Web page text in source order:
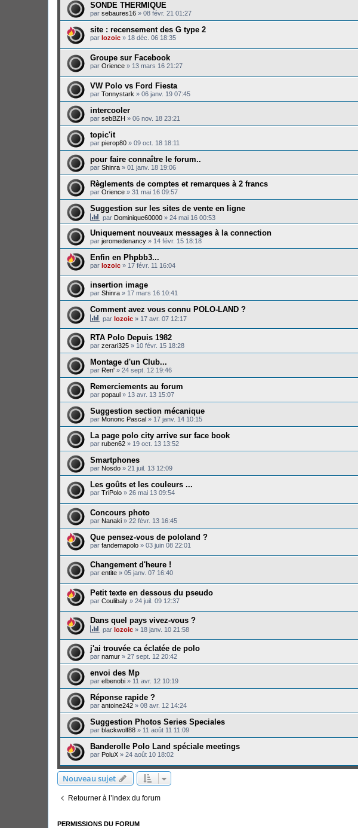
SONDE THERMIQUE
par sebaures16 » 08 févr. 21 01:27
site : recensement des G type 2
par lozoic » 18 déc. 06 18:35
Groupe sur Facebook
par Orience » 13 mars 16 21:27
VW Polo vs Ford Fiesta
par Tonnystark » 06 janv. 19 07:45
intercooler
par sebBZH » 06 nov. 18 23:21
topic'it
par pierop80 » 09 oct. 18 18:11
pour faire connaître le forum..
par Shinra » 01 janv. 18 19:06
Règlements de comptes et remarques à 2 francs
par Orience » 31 mai 16 09:57
Suggestion sur les sites de vente en ligne
par Dominique60000 » 24 mai 16 00:53
Uniquement nouveaux messages à la connection
par jeromedenancy » 14 févr. 15 18:18
Enfin en Phpbb3...
par lozoic » 17 févr. 11 16:04
insertion image
par Shinra » 17 mars 16 10:41
Comment avez vous connu POLO-LAND ?
par lozoic » 17 avr. 07 12:17
RTA Polo Depuis 1982
par zerari325 » 10 févr. 15 18:28
Montage d'un Club...
par Ren' » 24 sept. 12 19:46
Remerciements au forum
par popaul » 13 avr. 13 15:07
Suggestion section mécanique
par Mononc Pascal » 17 janv. 14 10:15
La page polo city arrive sur face book
par ruben62 » 19 oct. 13 13:52
Smartphones
par Nosdo » 21 juil. 13 12:09
Les goûts et les couleurs ...
par TriPolo » 26 mai 13 09:54
Concours photo
par Nanaki » 22 févr. 13 16:45
Que pensez-vous de pololand ?
par fandemapolo » 03 juin 08 22:01
Changement d'heure !
par entite » 05 janv. 07 16:40
Petit texte en dessous du pseudo
par Coulibaly » 24 juil. 09 12:37
Dans quel pays vivez-vous ?
par lozoic » 18 janv. 10 21:58
j'ai trouvée ca éclatée de polo
par namur » 27 sept. 12 20:42
envoi des Mp
par elbenobi » 11 avr. 12 10:19
Réponse rapide ?
par antoine242 » 08 avr. 12 14:24
Suggestion Photos Series Speciales
par blackwolf88 » 11 août 11 11:09
Banderolle Polo Land spéciale meetings
par PoluX » 24 août 10 18:02
Nouveau sujet
Retourner à l’index du forum
PERMISSIONS DU FORUM